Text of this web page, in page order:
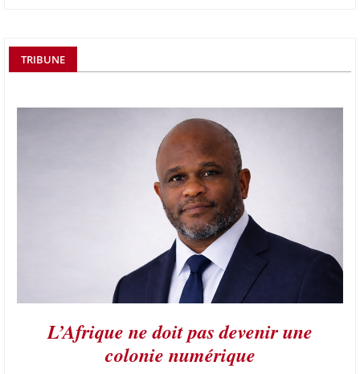
TRIBUNE
L’Afrique ne doit pas devenir une
colonie numérique